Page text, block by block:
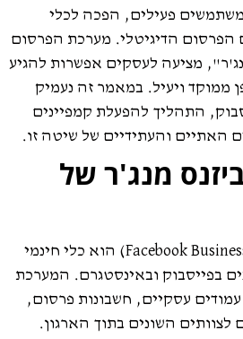
פעילים, הפכה לכלי
הפרסום הדיגיטלי. מערכת הפרסום
מציעה לעסקים אפשרות להגיע
ממוקד ויעיל. במאמר זה נעמיק
התהליך להפעלת קמפיינים
האתיים והעתידיים של שיטה זו.
מנג'ר של
ביזנס מנג'ר (Facebook Business Manager) הוא כלי חינמי
בפייסבוק ובאינסטגרם. המערכת
עסקיים, חשבונות פרסום,
לצוותים השונים בתוך הארגון.